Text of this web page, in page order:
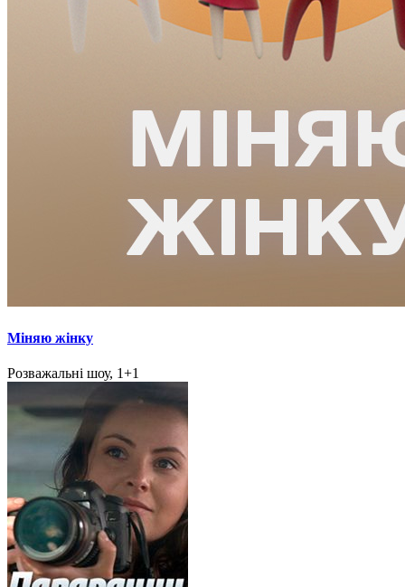
Міняю жінку
Розважальні шоу, 1+1